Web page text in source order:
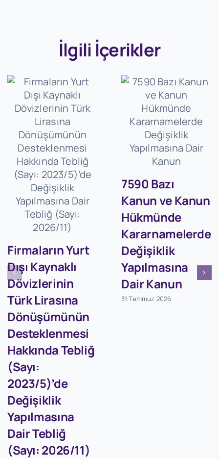
İlgili İçerikler
Firmaların Yurt
Dışı Kaynaklı
Dövizlerinin
Türk Lirasına
Dönüşümünün
Desteklenmesi
Hakkında Tebliğ
(Sayı:
2023/5)’de
Değişiklik
Yapılmasına
Dair Tebliğ
(Sayı: 2026/11)
7590 Bazı
Kanun ve Kanun
Hükmünde
Kararnamelerde
Değişiklik
Yapılmasına
Dair Kanun
31 Temmuz 2026